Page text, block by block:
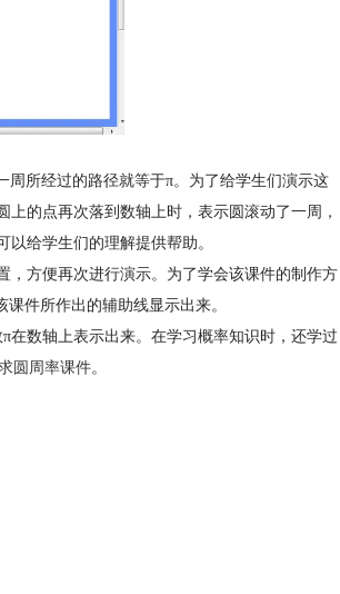
所经过的路径就等于π。为了给学生们演示这
的点再次落到数轴上时，表示圆滚动了一周，
给学生们的理解提供帮助。
，方便再次进行演示。为了学会该课件的制作方
件所作出的辅助线显示出来。
在数轴上表示出来。在学习概率知识时，还学过
圆周率课件。